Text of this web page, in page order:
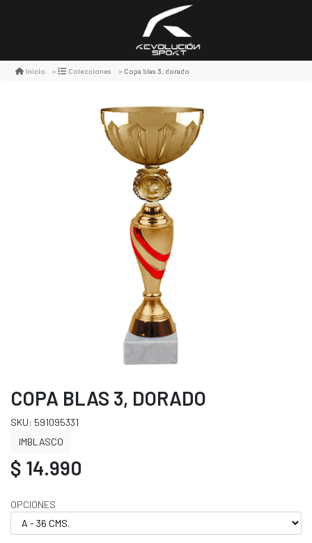
Inicio Colecciones Copa blas 3, dorado
COPA BLAS 3, DORADO
SKU: 591095331
IMBLASCO
$ 14.990
OPCIONES